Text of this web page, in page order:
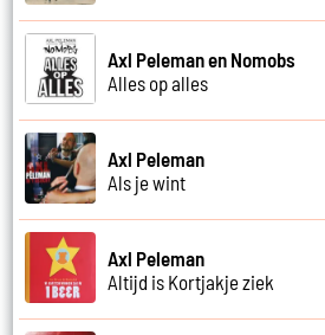
Axl Peleman en Nomobs
Alles op alles
Axl Peleman
Als je wint
Axl Peleman
Altijd is Kortjakje ziek